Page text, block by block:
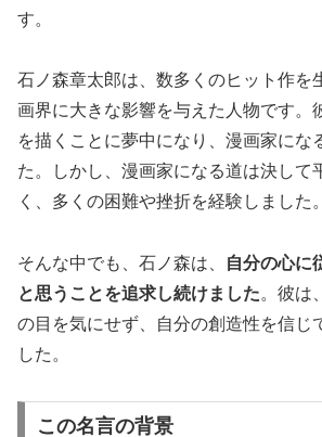
す。
石ノ森章太郎は、数多くのヒット作を
画界に大きな影響を与えた人物です。
を描くことに夢中になり、漫画家にな
た。しかし、漫画家になる道は決して
く、多くの困難や挫折を経験しました。
そんな中でも、石ノ森は、
自分の心に
と思うことを追求し続けました。彼は
の目を気にせず、自分の創造性を信じ
した。
この名言の背景